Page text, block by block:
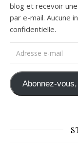
blog et recevoir
par e-mail. Aucune
confidentielle.
Abonnez-